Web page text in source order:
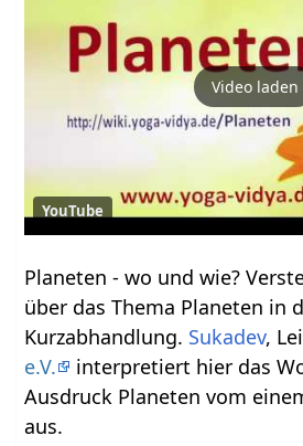
Video laden
YouTube
Planeten‏‎ - wo und wie? Verstehe etwas mehr
über das Thema Planeten‏‎ in dieser
Kurzabhandlung. Sukadev,
e.V.
interpretiert hier das
Ausdruck Planeten‏‎ vom
aus.